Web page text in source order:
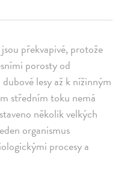
překvapivé, protože
porosty od
lesy až k nížinným
středním toku nemá
několik velkých
organismus
procesy a